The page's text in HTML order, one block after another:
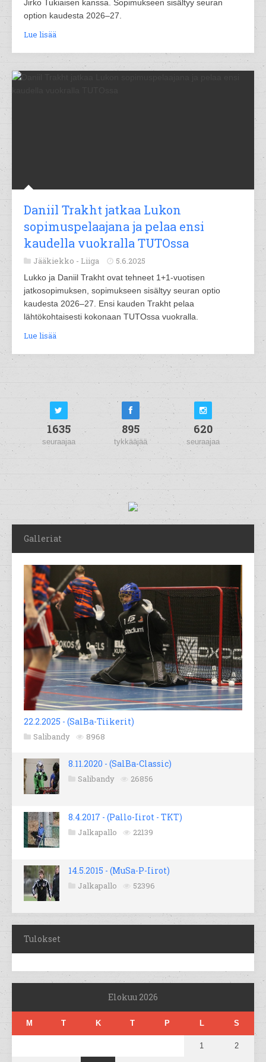
Jirko Tukiaisen kanssa. Sopimukseen sisältyy seuran
option kaudesta 2026–27.
Lue lisää
Daniil Trakht jatkaa Lukon
sopimuspelaajana ja pelaa ensi
kaudella vuokralla TUTOssa
Jääkiekko - Liiga 5.6.2025
Lukko ja Daniil Trakht ovat tehneet 1+1-vuotisen
jatkosopimuksen, sopimukseen sisältyy seuran optio
kaudesta 2026–27. Ensi kauden Trakht pelaa
lähtökohtaisesti kokonaan TUTOssa vuokralla.
Lue lisää
1635
seuraajaa
895
tykkääjää
620
seuraajaa
Galleriat
22.2.2025 - (SalBa-Tiikerit)
Salibandy 8968
8.11.2020 - (SalBa-Classic)
Salibandy 26856
8.4.2017 - (Pallo-Iirot - TKT)
Jalkapallo 22139
14.5.2015 - (MuSa-P-Iirot)
Jalkapallo 52396
Tulokset
Elokuu 2026
M T K T P L S
1 2